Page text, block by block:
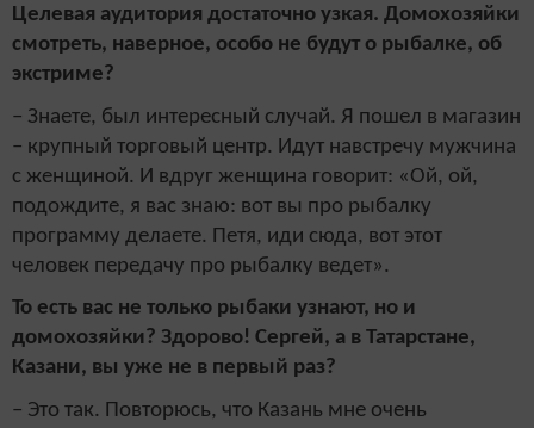
Целевая аудитория достаточно узкая. Домохозяйки
смотреть, наверное, особо не будут о рыбалке, об
экстриме?
– Знаете, был интересный случай. Я пошел в магазин
– крупный торговый центр. Идут навстречу мужчина
с женщиной. И вдруг женщина говорит: «Ой, ой,
подождите, я вас знаю: вот вы про рыбалку
программу делаете. Петя, иди сюда, вот этот
человек передачу про рыбалку ведет».
То есть вас не только рыбаки узнают, но и
домохозяйки? Здорово! Сергей, а в Татарстане,
Казани, вы уже не в первый раз?
– Это так. Повторюсь, что Казань мне очень